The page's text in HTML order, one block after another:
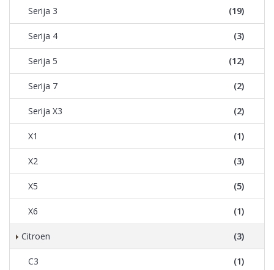
Serija 3 (19)
Serija 4 (3)
Serija 5 (12)
Serija 7 (2)
Serija X3 (2)
X1 (1)
X2 (3)
X5 (5)
X6 (1)
Citroen (3)
C3 (1)